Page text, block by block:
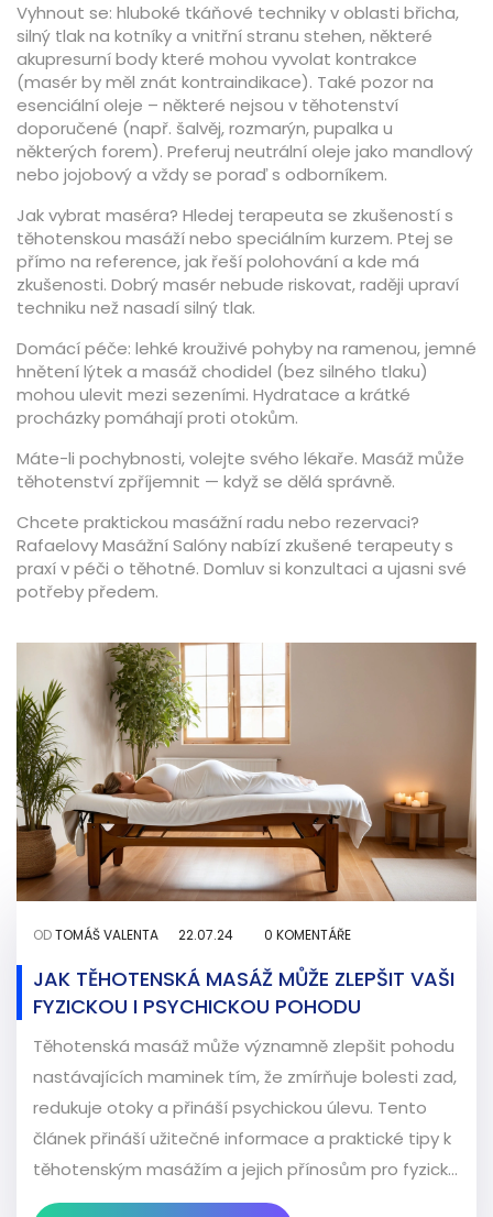
Vyhnout se: hluboké tkáňové techniky v oblasti břicha,
silný tlak na kotníky a vnitřní stranu stehen, některé
akupresurní body které mohou vyvolat kontrakce
(masér by měl znát kontraindikace). Také pozor na
esenciální oleje – některé nejsou v těhotenství
doporučené (např. šalvěj, rozmarýn, pupalka u
některých forem). Preferuj neutrální oleje jako mandlový
nebo jojobový a vždy se poraď s odborníkem.
Jak vybrat maséra? Hledej terapeuta se zkušeností s
těhotenskou masáží nebo speciálním kurzem. Ptej se
přímo na reference, jak řeší polohování a kde má
zkušenosti. Dobrý masér nebude riskovat, raději upraví
techniku než nasadí silný tlak.
Domácí péče: lehké krouživé pohyby na ramenou, jemné
hnětení lýtek a masáž chodidel (bez silného tlaku)
mohou ulevit mezi sezeními. Hydratace a krátké
procházky pomáhají proti otokům.
Máte-li pochybnosti, volejte svého lékaře. Masáž může
těhotenství zpříjemnit — když se dělá správně.
Chcete praktickou masážní radu nebo rezervaci?
Rafaelovy Masážní Salóny nabízí zkušené terapeuty s
praxí v péči o těhotné. Domluv si konzultaci a ujasni své
potřeby předem.
ODTOMÁŠ VALENTA 22.07.24 0 KOMENTÁŘE
JAK TĚHOTENSKÁ MASÁŽ MŮŽE ZLEPŠIT VAŠI
FYZICKOU I PSYCHICKOU POHODU
Těhotenská masáž může významně zlepšit pohodu
nastávajících maminek tím, že zmírňuje bolesti zad,
redukuje otoky a přináší psychickou úlevu. Tento
článek přináší užitečné informace a praktické tipy k
těhotenským masážím a jejich přínosům pro fyzické
i duševní zdraví během těhotenství.